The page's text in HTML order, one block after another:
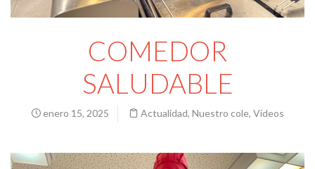
COMEDOR
SALUDABLE
enero 15, 2025 Actualidad, Nuestro cole, Vídeos